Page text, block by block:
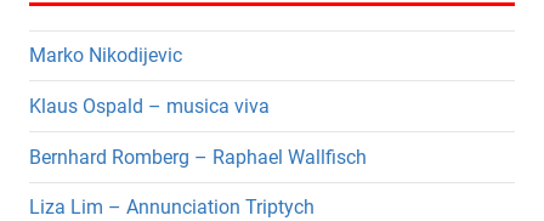
Marko Nikodijevic
Klaus Ospald – musica viva
Bernhard Romberg – Raphael Wallfisch
Liza Lim – Annunciation Triptych